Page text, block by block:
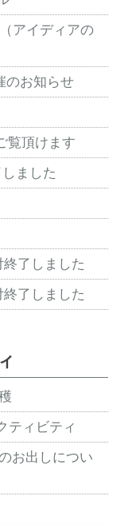
アイディアの
のお知らせ
覧頂けます
ました
了しました
了しました
ティビティ
お出しについ